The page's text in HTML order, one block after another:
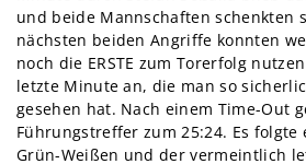
und beide Mannschaften schenkten
nächsten beiden Angriffe konnten
noch die ERSTE zum Torerfolg
letzte Minute an, die man so
gesehen hat. Nach einem Time-Out
Führungstreffer zum 25:24. Es folgte
Grün-Weißen und der vermeintlich